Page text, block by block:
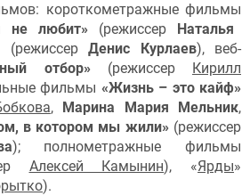
короткометражные фильмы
не любит» (режиссер Наталья
(режиссерДенис Курлаев), веб-
отбор» (режиссер Кирилл
фильмы «Жизнь – это кайф»
, Марина Мария Мельник,
в котором мы жили» (режиссер
); полнометражные фильмы
Алексей Камынин), «Ярды»
).